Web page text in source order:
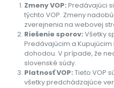
Zmeny VOP: Predávajúci
týchto VOP. Zmeny
zverejnenia na webovej
Riešenie sporov: Všetky
Predávajúcim a
dohodou. V prípade, že
slovenské súdy.
Platnosť VOP: Tieto VOP
všetky predchádzajúce